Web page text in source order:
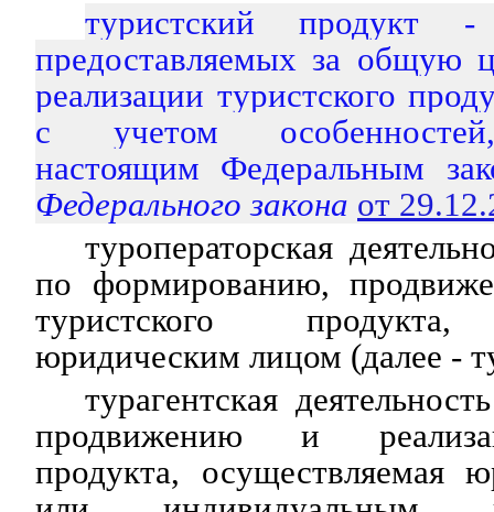
туристский продукт -
предоставляемых за общую
реализации туристского
с учетом
настоящим Федеральным
Федерального закона от
туроператорская
по формированию,
туристского продукта,
юридическим лицом (далее -
турагентская
продвижению и
продукта, осуществляемая